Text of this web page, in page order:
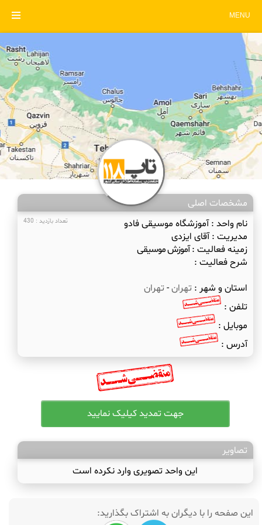
MENU
مشخصات اصلی
تعداد بازدید : 430 نام واحد :آموزشگاه موسیقی فادو
مدیریت :آقای ایزدی
زمینه فعالیت :آموزش موسیقی
شرح فعالیت :
استان و شهر : تهران- تهران
تلفن :
موبایل :
آدرس :
تصاویر
این واحد تصویری وارد نکرده است
این صفحه را با دیگران به اشتراک بگذارید: